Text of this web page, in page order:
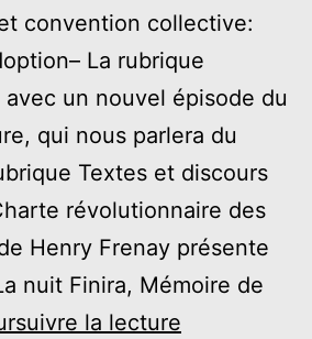
convention collective:
La rubrique
un nouvel épisode du
qui nous parlera du
Textes et discours
révolutionnaire des
Henry Frenay présente
nuit Finira, Mémoire de
la lecture